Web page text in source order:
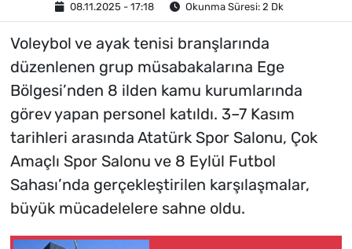
08.11.2025 - 17:18 Okunma Süresi: 2 Dk
Voleybol ve ayak tenisi branşlarında
düzenlenen grup müsabakalarına Ege
Bölgesi’nden 8 ilden kamu kurumlarında
görev yapan personel katıldı. 3–7 Kasım
tarihleri arasında Atatürk Spor Salonu, Çok
Amaçlı Spor Salonu ve 8 Eylül Futbol
Sahası’nda gerçekleştirilen karşılaşmalar,
büyük mücadelelere sahne oldu.